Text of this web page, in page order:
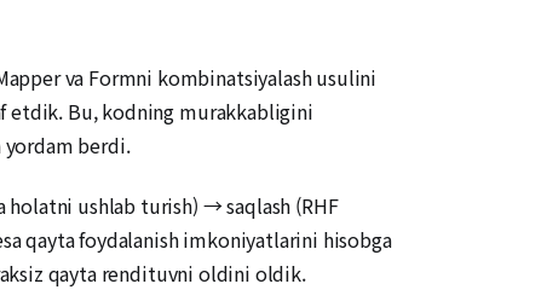
va Formni kombinatsiyalash usulini
etdik. Bu, kodning murakkabligini
yordam berdi.
ushlab turish) → saqlash (RHF
qayta foydalanish imkoniyatlarini hisobga
qayta rendituvni oldini oldik.